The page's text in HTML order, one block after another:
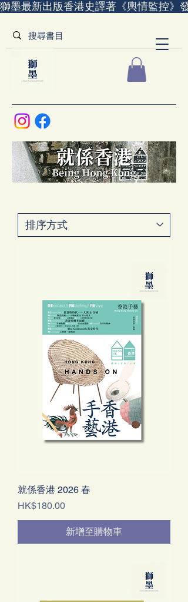
獅墨最新出版香港史譯著《輿情監控》
就係香港 2026 春
價格
HK$180.00
新增至購物車